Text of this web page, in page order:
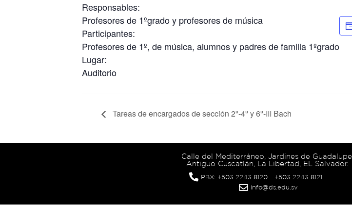
Responsables:
Profesores de 1ºgrado y profesores de música
Participantes:
Profesores de 1º, de música, alumnos y padres de familia 1ºgrado
Lugar:
Auditorio
Tareas de encargados de sección 2º-4º y 6º-III Bach
Calle del Mediterráneo, Jardines de Guadalupe,
Antiguo Cuscatlán, La Libertad, EL Salvador.
PBX: +503 2243 8120
+503 2243 8121
info@ds.edu.sv